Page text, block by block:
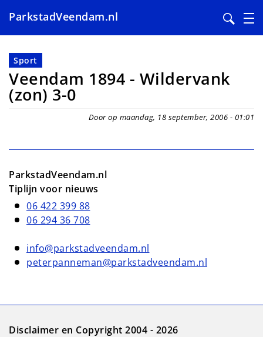
en
naar
de
inhoud
ParkstadVeendam.nl
Sport
Veendam 1894 - Wildervank
(zon) 3-0
Door op maandag, 18 september, 2006 - 01:01
ParkstadVeendam.nl
Tiplijn voor nieuws
06 422 399 88
06 294 36 708
info@parkstadveendam.nl
peterpanneman@parkstadveendam.nl
Disclaimer en Copyright 2004 - 2026